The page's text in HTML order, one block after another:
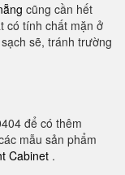
cũng cần hết
có tính chất mặn ở
sẽ, tránh trường
để có thêm
mẫu sản phẩm
Cabinet .